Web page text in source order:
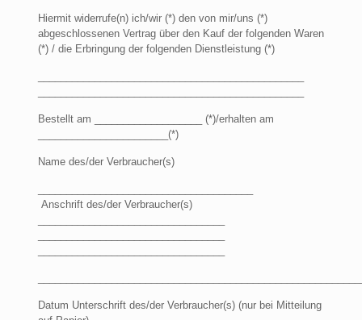
Hiermit widerrufe(n) ich/wir (*) den von mir/uns (*)
abgeschlossenen Vertrag über den Kauf der folgenden Waren
(*) / die Erbringung der folgenden Dienstleistung (*)
Bestellt am ___________________ (*)/erhalten am
_______________________(*)
Name des/der Verbraucher(s)
Anschrift des/der Verbraucher(s)
Datum Unterschrift des/der Verbraucher(s) (nur bei Mitteilung